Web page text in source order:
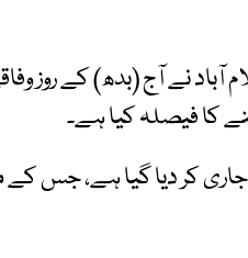
نے آج (بدھ) کے روز
کا فیصلہ کیا ہے۔
کر دیا گیا ہے، جس کے